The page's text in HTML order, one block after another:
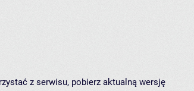
z serwisu, pobierz aktualną wersję